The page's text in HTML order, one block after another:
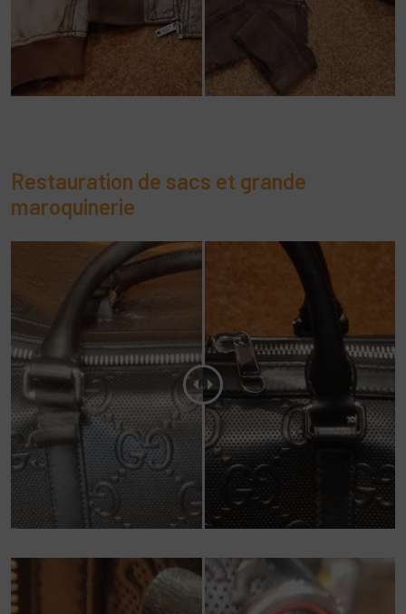
Restauration de sacs et grande
maroquinerie